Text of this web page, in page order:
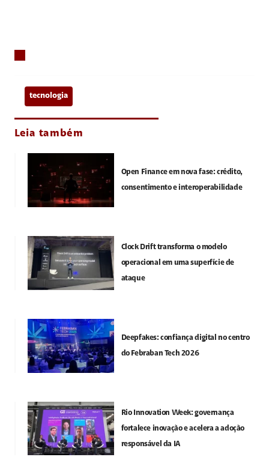
tecnologia
Leia também
Open Finance em nova fase: crédito,
consentimento e interoperabilidade
Clock Drift transforma o modelo
operacional em uma superfície de
ataque
Deepfakes: confiança digital no centro
do Febraban Tech 2026
Rio Innovation Week: governança
fortalece inovação e acelera a adoção
responsável da IA